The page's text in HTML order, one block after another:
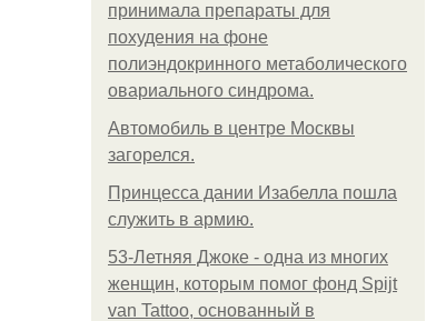
принимала препараты для
похудения на фоне
полиэндокринного метаболического
овариального синдрома.
Автомобиль в центре Москвы
загорелся.
Принцесса дании Изабелла пошла
служить в армию.
53-Летняя Джоке - одна из многих
женщин, которым помог фонд Spijt
van Tattoo, основанный в